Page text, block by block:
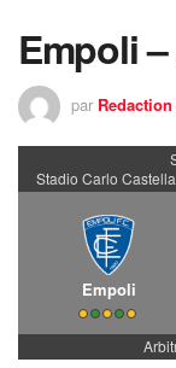
Empoli
par
Stadio Carlo
Empoli